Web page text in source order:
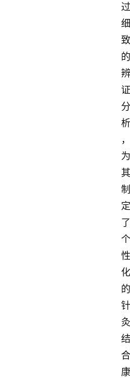
过
细
致
的
辨
证
分
析
，
为
其
制
定
了
个
性
化
的
针
灸
结
合
康